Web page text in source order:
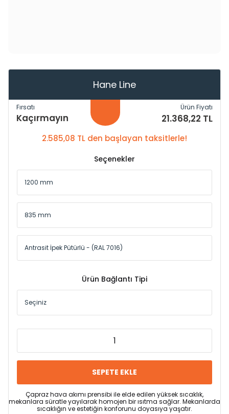
Hane Line
Fırsatı
Kaçırmayın
Ürün Fiyatı
21.368,22 TL
2.585,08 TL den başlayan taksitlerle!
Seçenekler
Ürün Bağlantı Tipi
SEPETE EKLE
Çapraz hava akımı prensibi ile elde edilen yüksek sıcaklık,
mekanlara süratle yayılarak homojen bir ısıtma sağlar. Mekanlarda
sıcaklığın ve estetiğin konforunu doyasıya yaşatır.